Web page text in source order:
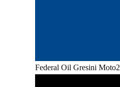
Federal Oil Gresini Moto2